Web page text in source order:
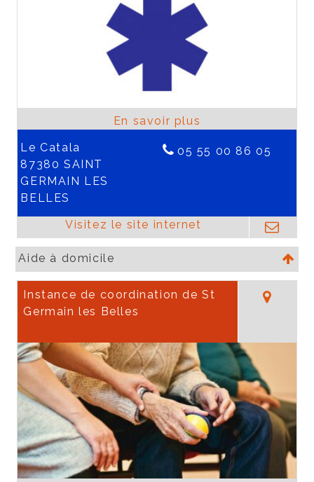
Le Catala
87380 SAINT
GERMAIN LES
BELLES
05 55 00 86 05
Aide à domicile
Instance de coordination de St
Germain les Belles